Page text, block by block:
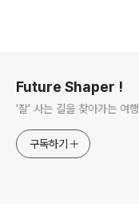
Future Shaper !
'잘' 사는 길을 찾아가는 여행
구독하기